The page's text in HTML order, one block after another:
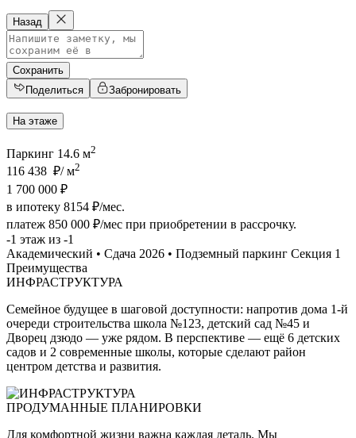
Назад
Сохранить
Поделиться
Забронировать
На этаже
Паркинг 14.6 м2
116 438 ₽/ м2
1 700 000 ₽
в ипотеку 8154 ₽/мес.
платеж 850 000 ₽/мес при приобретении в рассрочку.
-1 этаж из -1
Академический • Сдача 2026 • Подземный паркинг Секция 1
Преимущества
ИНФРАСТРУКТУРА
Семейное будущее в шаговой доступности: напротив дома 1-й
очереди строительства школа №123, детский сад №45 и
Дворец дзюдо — уже рядом. В перспективе — ещё 6 детских
садов и 2 современные школы, которые сделают район
центром детства и развития.
ПРОДУМАННЫЕ ПЛАНИРОВКИ
Для комфортной жизни важна каждая деталь. Мы